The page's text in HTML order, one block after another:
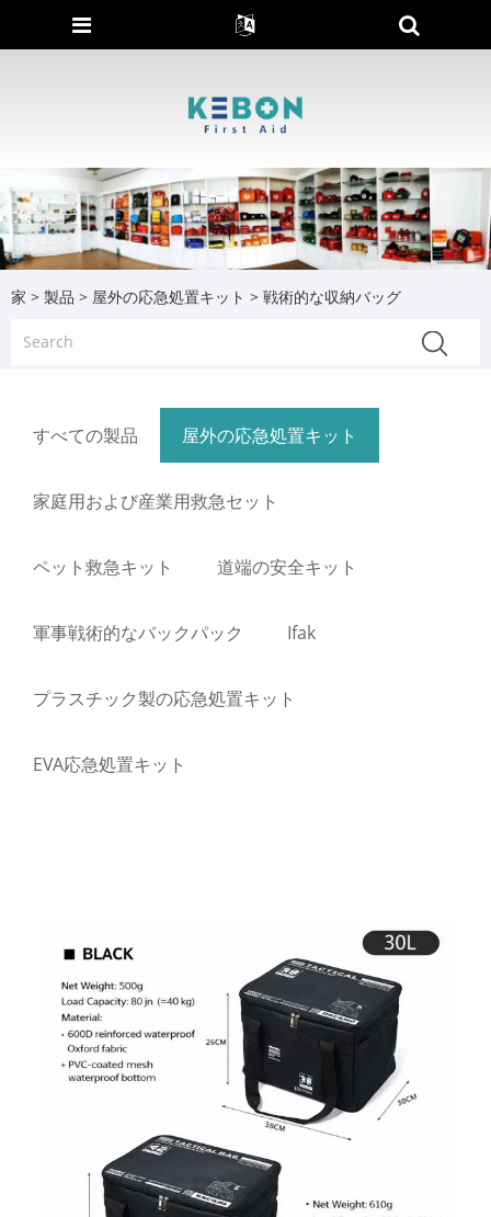
家 > 製品 > 屋外の応急処置キット > 戦術的な収納バッグ
すべての製品 屋外の応急処置キット
家庭用および産業用救急セット
ペット救急キット 道端の安全キット
軍事戦術的なバックパック Ifak
プラスチック製の応急処置キット
EVA応急処置キット